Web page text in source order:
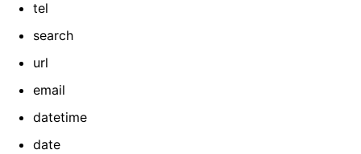
tel
search
url
email
datetime
date